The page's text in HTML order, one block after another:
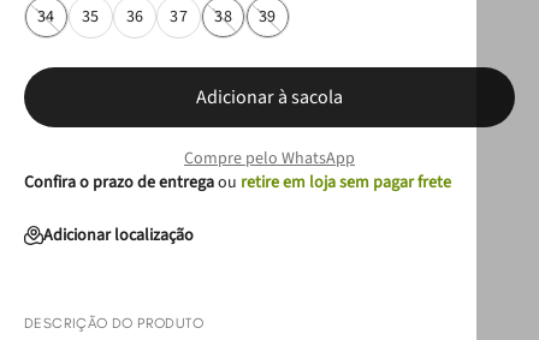
34
35 36 37 38 39
Adicionar à sacola
Compre pelo WhatsApp
Confira o prazo de entregaou retire em loja sem pagar frete
Adicionar localização
DESCRIÇÃO DO PRODUTO